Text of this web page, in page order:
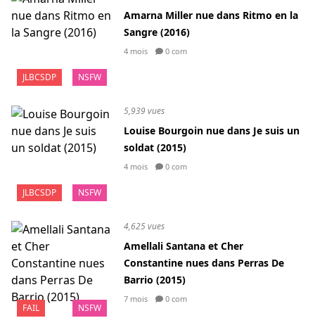
JLBCSDP NSFW
Amarna Miller nue dans Ritmo en la
Sangre (2016)
4 mois 0 com
JLBCSDP NSFW
5,939 vues
Louise Bourgoin nue dans Je suis un
soldat (2015)
4 mois 0 com
FAIL NSFW
4,625 vues
Amellali Santana et Cher
Constantine nues dans Perras De
Barrio (2015)
7 mois 0 com